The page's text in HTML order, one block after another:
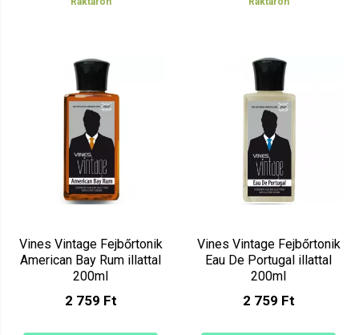
Vines Vintage Fejbőrtonik
American Bay Rum illattal
200ml
2 759 Ft
Vines Vintage Fejbőrtonik
Eau De Portugal illattal
200ml
2 759 Ft